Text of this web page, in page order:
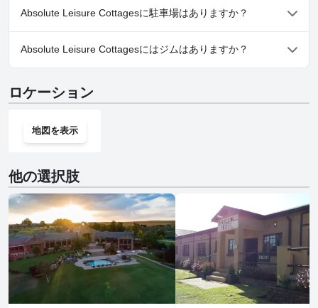
いいえ、Absolute Leisure Cottagesでは犬と泊まることはできま
せん。
Absolute Leisure Cottagesに駐車場はありますか？
はい、Absolute Leisure Cottagesでは駐車場をご利用いただけま
す。
Absolute Leisure Cottagesにはジムはありますか？
ロケーション
地図を表示
他の選択肢